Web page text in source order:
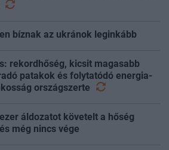
bíznak az ukránok leginkább
rekordhőség, kicsit magasabb
patakok és folytatódó energia-
országszerte
áldozatot követelt a hőség
még nincs vége